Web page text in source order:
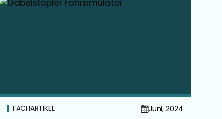
FACHARTIKEL Juni, 2024